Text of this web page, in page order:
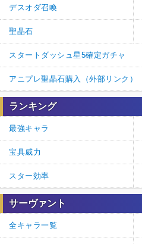
デスオダ召喚
聖晶石
スタートダッシュ星5確定ガチャ
アニプレ聖晶石購入（外部リンク）
ランキング
最強キャラ
宝具威力
スター効率
サーヴァント
全キャラ一覧